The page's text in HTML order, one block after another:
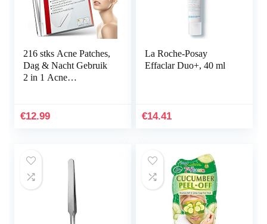
216 stks Acne Patches,
Dag & Nacht Gebruik
2 in 1 Acne
Effectieve…
€12.99
La Roche-Posay
Effaclar Duo+, 40 ml
€14.41